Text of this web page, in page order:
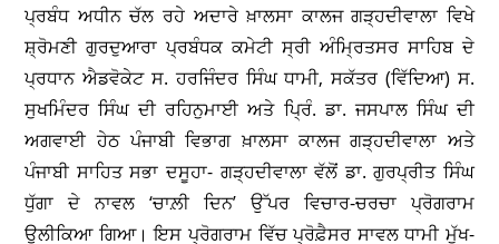
ਪ੍ਰਬੰਧ ਅਧੀਨ ਚੱਲ ਰਹੇ ਅਦਾਰੇ ਖ਼ਾਲਸਾ ਕਾਲਜ ਗੜ੍ਹਦੀਵਾਲਾ ਵਿਖੇ
ਸ਼੍ਰੋਮਣੀ ਗੁਰਦੁਆਰਾ ਪ੍ਰਬੰਧਕ ਕਮੇਟੀ ਸ੍ਰੀ ਅੰਮ੍ਰਿਤਸਰ ਸਾਹਿਬ ਦੇ
ਪ੍ਰਧਾਨ ਐਡਵੋਕੇਟ ਸ. ਹਰਜਿੰਦਰ ਸਿੰਘ ਧਾਮੀ, ਸਕੱਤਰ (ਵਿੱਦਿਆ) ਸ.
ਸੁਖਮਿੰਦਰ ਸਿੰਘ ਦੀ ਰਹਿਨੁਮਾਈ ਅਤੇ ਪ੍ਰਿੰ. ਡਾ. ਜਸਪਾਲ ਸਿੰਘ ਦੀ
ਅਗਵਾਈ ਹੇਠ ਪੰਜਾਬੀ ਵਿਭਾਗ ਖ਼ਾਲਸਾ ਕਾਲਜ ਗੜ੍ਹਦੀਵਾਲਾ ਅਤੇ
ਪੰਜਾਬੀ ਸਾਹਿਤ ਸਭਾ ਦਸੂਹਾ- ਗੜ੍ਹਦੀਵਾਲਾ ਵੱਲੋਂ ਡਾ. ਗੁਰਪ੍ਰੀਤ ਸਿੰਘ
ਧੁੱਗਾ ਦੇ ਨਾਵਲ ‘ਚਾਲ਼ੀ ਦਿਨ’ ਉੱਪਰ ਵਿਚਾਰ-ਚਰਚਾ ਪ੍ਰੋਗਰਾਮ
ਉਲੀਕਿਆ ਗਿਆ। ਇਸ ਪ੍ਰੋਗਰਾਮ ਵਿੱਚ ਪ੍ਰੋਫ਼ੈਸਰ ਸਾਵਲ ਧਾਮੀ ਮੁੱਖ-